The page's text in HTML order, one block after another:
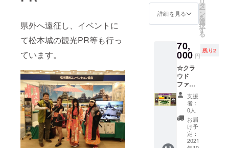
県外へ遠征し、イベントに
て松本城の観光PR等も行っ
ています。
い。 ・
グッズ1
入れま
すので
希望の
商品を1
点ご記
入下さ
い。
帳の内
側は白
大判サ
イズ(横
縦
18cm)
＊備考
欄への
記載＊
・お名
前(ハン
ドル
ネーム
可)をお
は御城
印帳で
お間違
えのな
いよう
お願い
致しま
す。 ※
リター
ンを郵
送(レ
ター
パック)
にてお
送り致
御手紙
・登久
姫御朱
印帳 ・
(大) ・
メモ帳
・クリ
アファ
イル ・
ポスト
カード4
種 ・登
久姫ア
クリル
キーホ
ルダー
・秀政
詳細を見る
タ
ー
ン
を
選
択
す
る
70,
000 円
残り2
☆クラ
ウド
ファン
ディン
グ限定
プラン
☆ 特別
製作！
ここで
しか購
支援
者：
0人
お届
け予
定：
2021